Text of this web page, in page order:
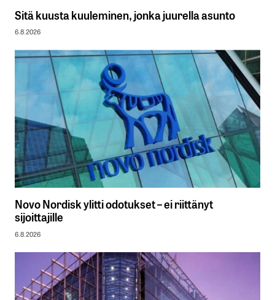
Sitä kuusta kuuleminen, jonka juurella asunto
6.8.2026
Novo Nordisk ylitti odotukset – ei riittänyt
sijoittajille
6.8.2026